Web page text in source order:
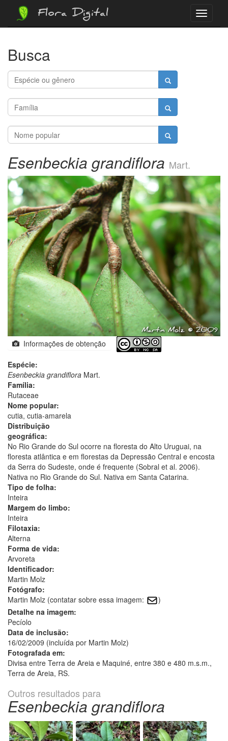
Menu
Flora Digital
Busca
Esenbeckia grandiflora Mart.
Informações de obtenção
Espécie:
Esenbeckia grandiflora Mart.
Família:
Rutaceae
Nome popular:
cutia, cutia-amarela
Distribuição
geográfica:
No Rio Grande do Sul ocorre na floresta do Alto Uruguai, na
floresta atlântica e em florestas da Depressão Central e encosta
da Serra do Sudeste, onde é frequente (Sobral et al. 2006).
Nativa no Rio Grande do Sul. Nativa em Santa Catarina.
Tipo de folha:
Inteira
Margem do limbo:
Inteira
Filotaxia:
Alterna
Forma de vida:
Arvoreta
Identificador:
Martin Molz
Fotógrafo:
Martin Molz (contatar sobre essa imagem:
)
Detalhe na imagem:
Pecíolo
Data de inclusão:
16/02/2009 (incluída por Martin Molz)
Fotografada em:
Divisa entre Terra de Areia e Maquiné, entre 380 e 480 m.s.m.,
Terra de Areia, RS.
Outros resultados para
Esenbeckia grandiflora